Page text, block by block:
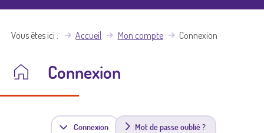
Vous êtes ici Accueil Mon compte Connexion
Connexion
Connexion(
Mot de passe oublié ?